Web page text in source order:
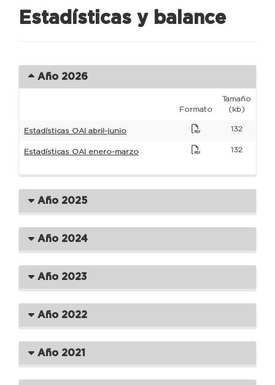
Estadísticas y balance
Año 2026
Formato
Tamaño
(kb)
Estadísticas OAI abril-junio 132
Estadísticas OAI enero-marzo 132
Año 2025
Año 2024
Año 2023
Año 2022
Año 2021